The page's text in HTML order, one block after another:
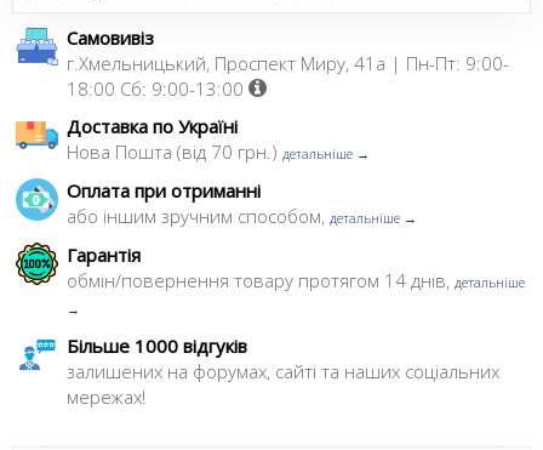
Самовивіз
г.Хмельницький, Проспект Миру, 41а | Пн-Пт: 9:00-
18:00 Сб: 9:00-13:00
Доставка по Україні
Нова Пошта (від 70 грн.) детальніше →
Оплата при отриманні
або іншим зручним способом, детальніше →
Гарантія
обмін/повернення товару протягом 14 днів, детальніше
→
Більше 1000 відгуків
залишених на форумах, сайті та наших соціальних
мережах!